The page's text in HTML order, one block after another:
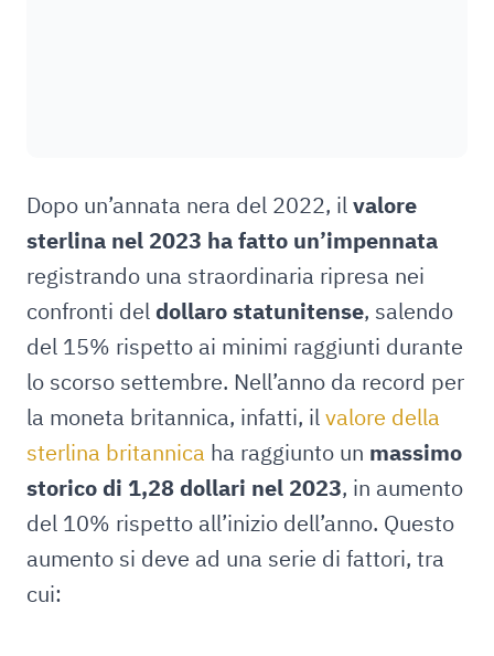
Dopo un’annata nera del 2022, ilvalore
sterlina nel 2023 ha fatto un’impennata
registrando una straordinaria ripresa nei
confronti del dollaro statunitense, salendo
del 15% rispetto ai minimi raggiunti durante
lo scorso settembre. Nell’anno da record per
la moneta britannica, infatti, ilvalore della
sterlina britannica ha raggiunto un massimo
storico di 1,28 dollari nel 2023, in aumento
del 10% rispetto all’inizio dell’anno. Questo
aumento si deve ad una serie di fattori, tra
cui: